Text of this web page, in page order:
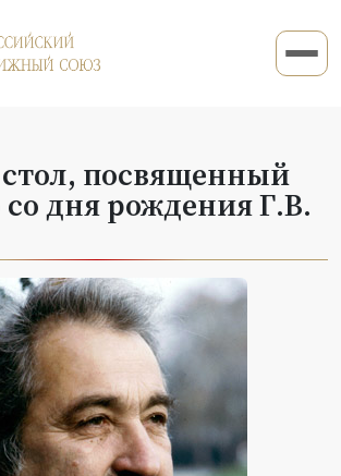
посвященный
дня рождения Г.В.